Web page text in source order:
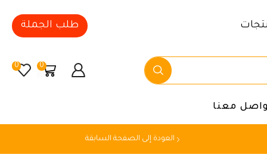
طلب الجملة
0
0
معنا
العودة إلى الصفحة السابقة